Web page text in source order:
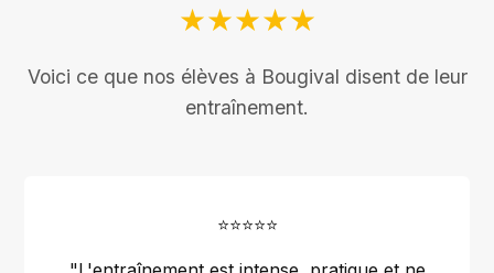
★★★★★
Voici ce que nos élèves à Bougival disent de leur
entraînement.
⭐⭐⭐⭐⭐